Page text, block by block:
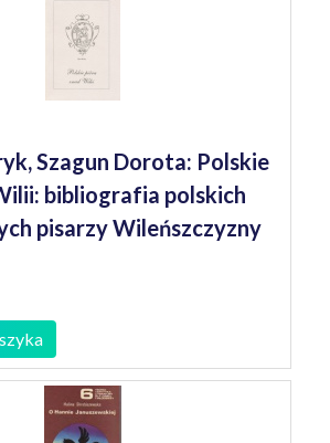
Szagun Dorota: Polskie
bibliografia polskich
pisarzy Wileńszczyzny